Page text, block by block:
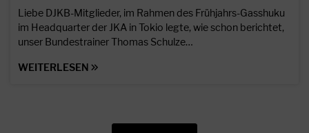
Liebe DJKB-Mitglieder, im Rahmen des Frühjahrs-Gasshuku
im Headquarter der JKA in Tokio legte, wie schon berichtet,
unser Bundestrainer Thomas Schulze…
WEITERLESEN